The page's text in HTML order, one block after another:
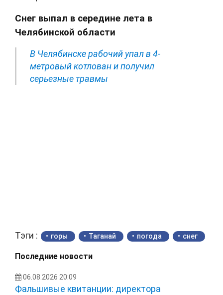
Снег выпал в середине лета в
Челябинской области
В Челябинске рабочий упал в 4-
метровый котлован и получил
серьезные травмы
Тэги : горы Таганай погода снег
Последние новости
06.08.2026 20:09
Фальшивые квитанции: директора